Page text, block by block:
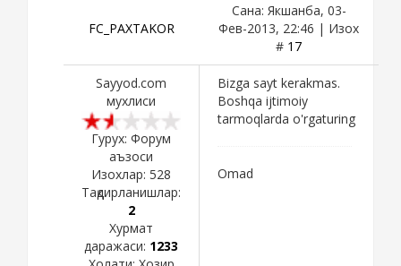
FC_PAXTAKOR
Сана: Якшанба, 03-
Фев-2013, 22:46 | Изох
# 17
Sayyod.com
мухлиси
Гурух: Форум
аъзоси
Изохлар: 528
Тақдирланишлар:
2
Хурмат
даражаси: 1233
Bizga sayt kerakmas.
Boshqa ijtimoiy
tarmoqlarda o'rgaturing
Omad